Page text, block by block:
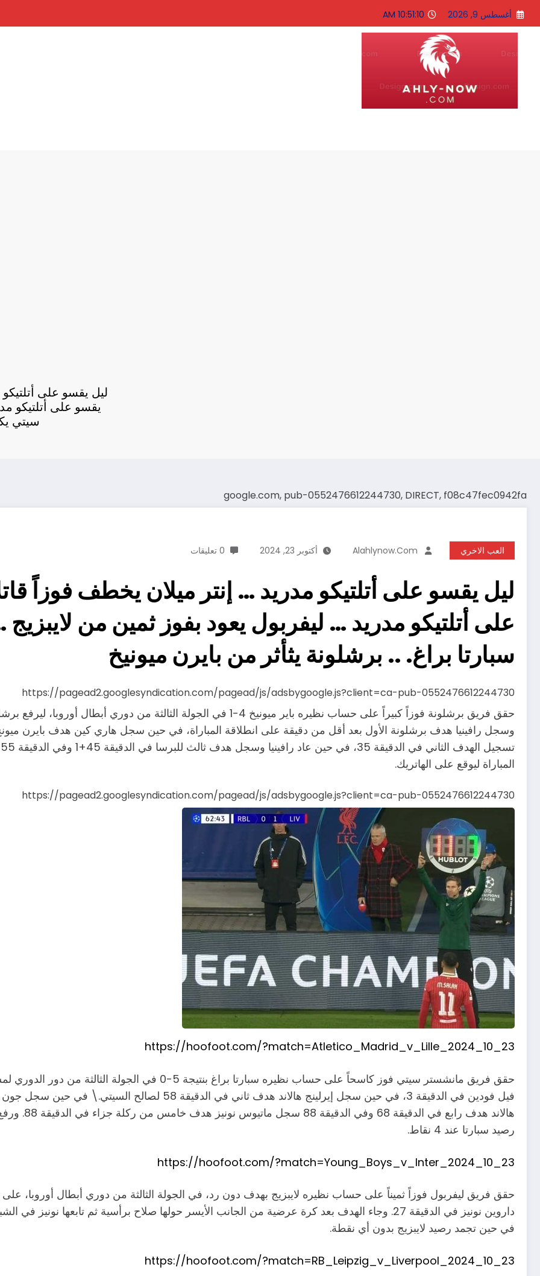
التجاوز
المحتوى
أغسطس 9, 2026 10:51:11 AM
ليل يقسو على
يقسو على أتلتيكو
سيتي
google.com, pub-0552476612244730, DIRECT, f08c47fec0942fa
العب الاخري Alahlynow.com أكتوبر 23, 2024 0 تعليقات
ليل يقسو على أتلتيكو مدريد … إنتر ميلان يخطف فوزاً
على أتلتيكو مدريد … ليفربول يعود بفوز ثمين من
سبارتا براغ. .. برشلونة يثأثر من بايرن ميونيخ
https://pagead2.googlesyndication.com/pagead/js/adsbygoogle.js?client=ca-pub-0552476612244730
المباراة ليوقع على الهاتريك.
https://pagead2.googlesyndication.com/pagead/js/adsbygoogle.js?client=ca-pub-0552476612244730
https://hoofoot.com/?match=Atletico_Madrid_v_Lille_2024_10_23
حقق فريق مانشستر سيتي فوز كاسحاً على حساب نظيره سبارتا
رصيد سبارتا عند 4 نقاط.
https://hoofoot.com/?match=Young_Boys_v_Inter_2024_10_23
حقق فريق ليفربول فوزاً ثميناً على حساب نظيره لايبزيج بهدف دون رد، في الجولة الثالثة من دوري أبطال أوروبا،
في حين تجمد رصيد لايبزيج بدون أي نقطة.
https://hoofoot.com/?match=RB_Leipzig_v_Liverpool_2024_10_23